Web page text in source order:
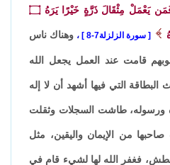
يَعْمَلْ مِثْقَالَ ذَرَّةٍ خَيْرًا يَرَهُ ۝
سورة الزلزلة7-8 ، وهناك ناس
قامت عند العمل يجعل الله
التي فيها أشهد أن لا إله
ورسوله، طاشت السجلات وثقلت
من الإيمان واليقين، مثل
فغفر الله لها لشيء قام في